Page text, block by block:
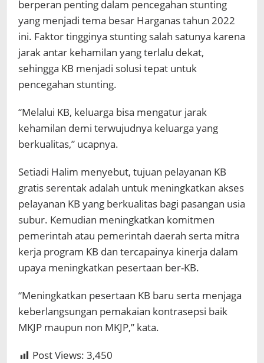
berperan penting dalam pencegahan stunting
yang menjadi tema besar Harganas tahun 2022
ini. Faktor tingginya stunting salah satunya karena
jarak antar kehamilan yang terlalu dekat,
sehingga KB menjadi solusi tepat untuk
pencegahan stunting.
“Melalui KB, keluarga bisa mengatur jarak
kehamilan demi terwujudnya keluarga yang
berkualitas,” ucapnya.
Setiadi Halim menyebut, tujuan pelayanan KB
gratis serentak adalah untuk meningkatkan akses
pelayanan KB yang berkualitas bagi pasangan usia
subur. Kemudian meningkatkan komitmen
pemerintah atau pemerintah daerah serta mitra
kerja program KB dan tercapainya kinerja dalam
upaya meningkatkan pesertaan ber-KB.
“Meningkatkan pesertaan KB baru serta menjaga
keberlangsungan pemakaian kontrasepsi baik
MKJP maupun non MKJP,” kata.
Post Views: 3,450